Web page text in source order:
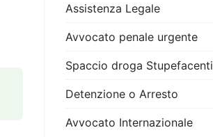
Assistenza Legale
Avvocato penale urgente
Spaccio droga Stupefacenti
Detenzione o Arresto
Avvocato Internazionale